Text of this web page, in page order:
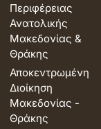
Περιφέρειας
Ανατολικής
Μακεδονίας &
Θράκης
Αποκεντρωμένη
Διοίκηση
Μακεδονίας -
Θράκης